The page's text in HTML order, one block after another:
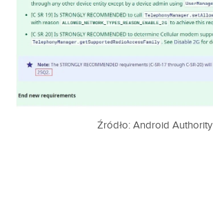
Źródło: Android Authority